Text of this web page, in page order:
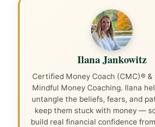
Ilana Jankowitz
Certified Money Coach (CMC)® &
Mindful Money Coaching. Ilana
untangle the beliefs, fears, and
keep them stuck with money —
build real financial confidence